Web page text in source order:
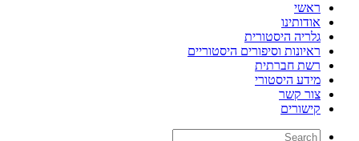
ראשי
אודותינו
גלריה היסטורית
ראיונות וסיפורים היסטוריים
רשת חברתית
מידע היסטורי
צור קשר
קישורים